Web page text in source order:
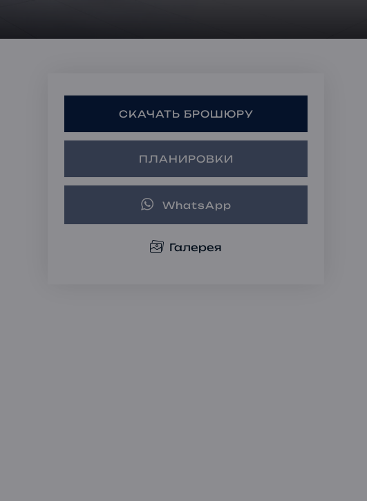
Частная консультация
СКАЧАТЬ БРОШЮРУ
ПЛАНИРОВКИ
WhatsApp
Галерея